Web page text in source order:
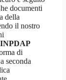
documenti
della
il nostro
INPDAP
di
seconda